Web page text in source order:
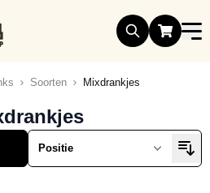
Soorten Mixdrankjes